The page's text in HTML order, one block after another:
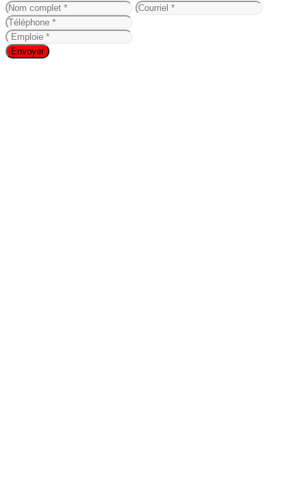
Envoyer